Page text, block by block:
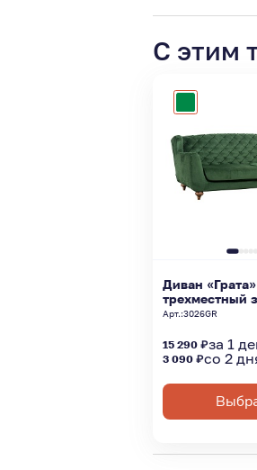
С этим
Диван «Грата»
трехместный
Арт.:3026GR
15 290 ₽за 1
3 090 ₽со 2